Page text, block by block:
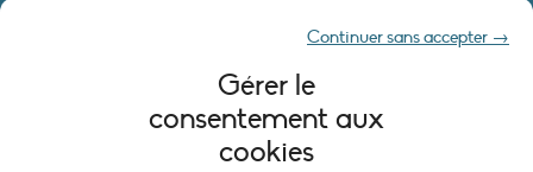
Gérer le
consentement aux
cookies
Continuer sans accepter →
INFORMATIONS LÉGALES
Mentions légales